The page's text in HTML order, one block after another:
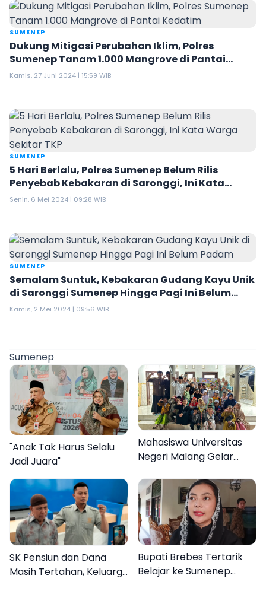
SUMENEP
Dukung Mitigasi Perubahan Iklim, Polres
Sumenep Tanam 1.000 Mangrove di Pantai
Kedatim
Kamis, 27 Juni 2024 | 15:59 WIB
SUMENEP
5 Hari Berlalu, Polres Sumenep Belum Rilis
Penyebab Kebakaran di Saronggi, Ini Kata
Warga Sekitar TKP
Senin, 6 Mei 2024 | 09:28 WIB
SUMENEP
Semalam Suntuk, Kebakaran Gudang Kayu Unik
di Saronggi Sumenep Hingga Pagi Ini Belum
Padam
Kamis, 2 Mei 2024 | 09:56 WIB
Sumenep
"Anak Tak Harus Selalu
Jadi Juara"
Mahasiswa Universitas
Negeri Malang Gelar
Desa Dapenda
SK Pensiun dan Dana
Masih Tertahan, Keluarga
Bupati Brebes Tertarik
Belajar ke Sumenep